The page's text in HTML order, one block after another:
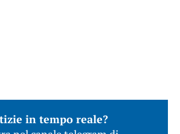
in tempo reale?